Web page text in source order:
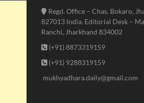
Regd. Office – Chas, Bokaro,
827013 India. Editorial Desk –
Ranchi, Jharkhand 834002
(+91) 8873319159
(+91) 9288319159
mukhyadhara.daily@gmail.com